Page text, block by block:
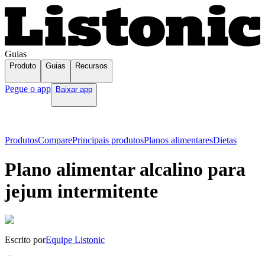
Guias
Produto Guias Recursos
Pegue o app Baixar app
ProdutosComparePrincipais produtosPlanos alimentaresDietas
Plano alimentar alcalino para
jejum intermitente
Escrito porEquipe Listonic